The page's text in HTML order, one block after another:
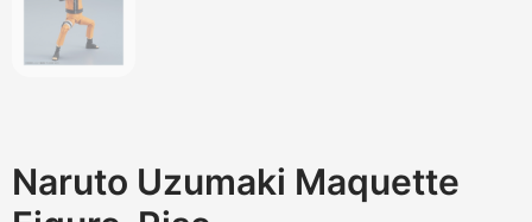
Naruto Uzumaki Maquette